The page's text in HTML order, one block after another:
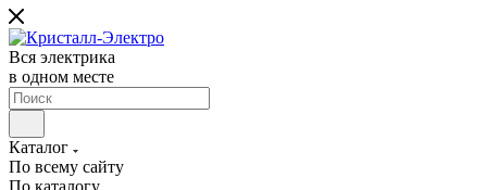
Вся электрика
в одном месте
Каталог
По всему сайту
По каталогу